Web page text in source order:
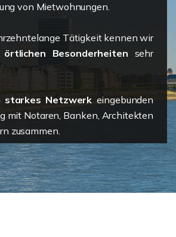
von Mietwohnungen.
Tätigkeit kennen wir
örtlichen Besonderheiten sehr
starkes Netzwerk eingebunden
mit Notaren, Banken, Architekten
zusammen.